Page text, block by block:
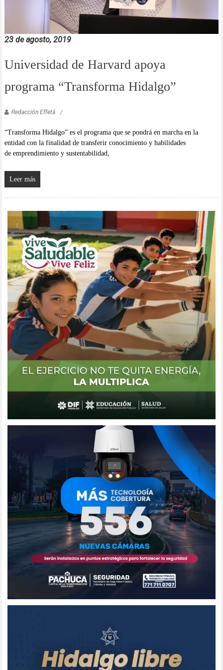
23 de agosto, 2019
Universidad de Harvard apoya
programa “Transforma Hidalgo”
Redacción Effetá
“Transforma Hidalgo” es el programa que se pondrá en marcha en la
entidad con la finalidad de transferir conocimiento y habilidades
de emprendimiento y sustentabilidad,
Leer más